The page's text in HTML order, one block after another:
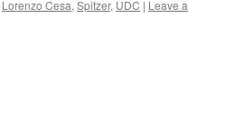
Lorenzo Cesa, Spitzer, UDC | Leave a